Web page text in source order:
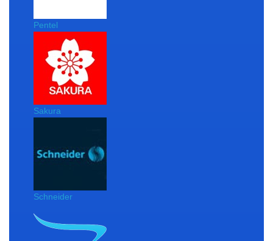
Pentel
Sakura
Schneider